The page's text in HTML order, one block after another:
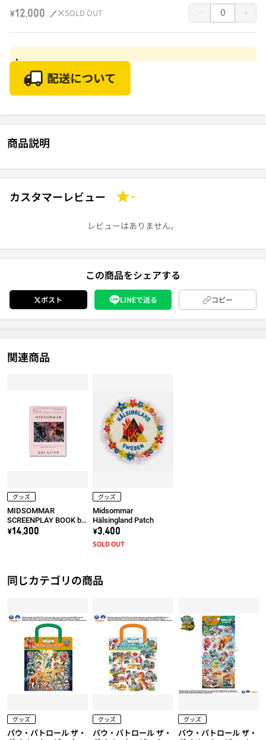
￥12,000 SOLD OUT
商品説明
カスタマーレビュー -
レビューはありません。
この商品をシェアする
ポスト LINEで送る コピー
関連商品
グッズ
MIDSOMMAR
SCREENPLAY BOOK by
Ari Aster
\14,300
グッズ
Midsommar
Hälsingland Patch
\3,400
SOLD OUT
同じカテゴリの商品
グッズ
パウ・パトロール ザ・
グッズ
パウ・パトロール ザ・
グッズ
パウ・パトロール ザ・